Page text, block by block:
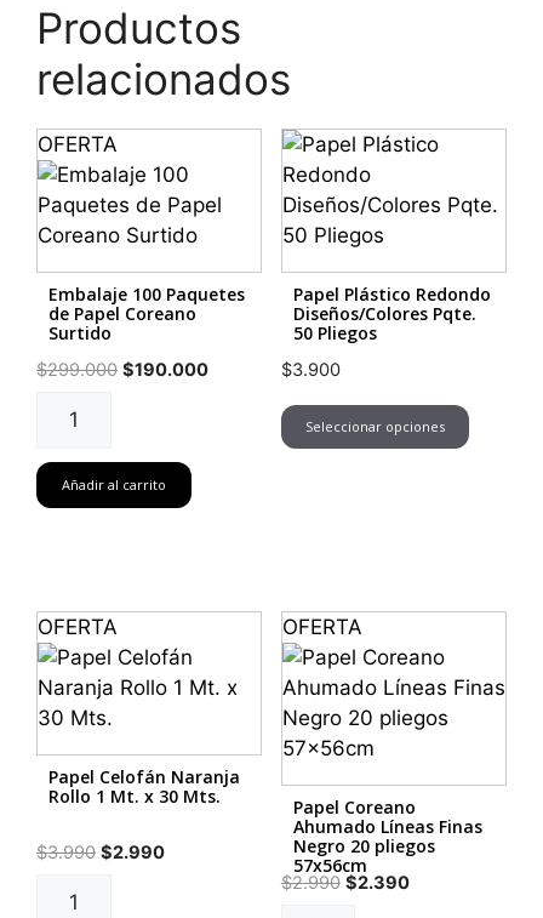
Productos
relacionados
OFERTA
Embalaje 100 Paquetes
de Papel Coreano
Surtido
$299.000 El
$299.000.
$190.000El
Paquetes
de
cantidad
Añadir al carrito
Papel Plástico Redondo
Diseños/Colores Pqte.
50 Pliegos
$3.900
Seleccionar opciones
se
elegir
OFERTA
Papel Celofán Naranja
Rollo 1 Mt. x 30 Mts.
$3.990 El
$2.990El
OFERTA
Papel Coreano
Ahumado Líneas Finas
Negro 20 pliegos
57x56cm
$2.990 El
$2.390El